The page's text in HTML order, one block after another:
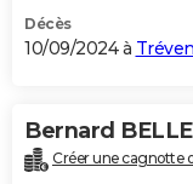
Décès
10/09/2024 à
Bernard
Créer une cagnotte